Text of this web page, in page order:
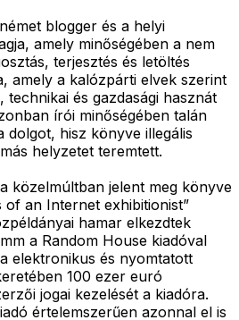
blogger és a helyi
amely minőségében a nem
terjesztés és letöltés
amely a kalózpárti elvek szerint
és gazdasági hasznát
írói minőségében talán
dolgot, hisz könyve illegális
helyzetet teremtett.
közelmúltban jelent meg könyve
of an Internet exhibitionist”
hamar elkezdtek
a Random House kiadóval
elektronikus és nyomtatott
100 ezer euró
jogai kezelését a kiadóra.
értelemszerűen azonnal el is